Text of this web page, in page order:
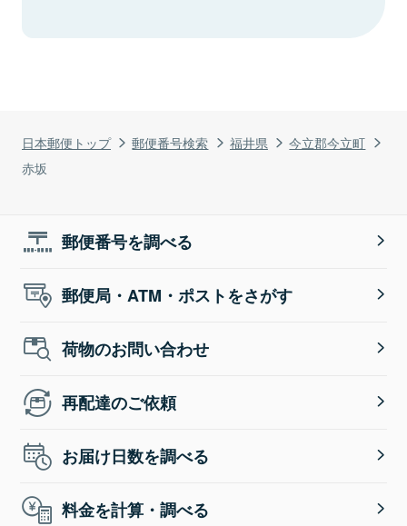
日本郵便トップ 郵便番号検索 福井県
今立郡今立町
赤坂
郵便番号を調べる
郵便局・ATM・ポストをさがす
荷物のお問い合わせ
再配達のご依頼
お届け日数を調べる
料金を計算・調べる